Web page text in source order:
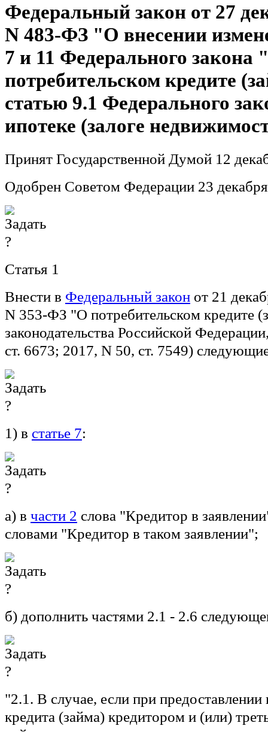
Федеральный закон от 27
N 483-ФЗ "О внесении
7 и 11 Федерального закона
потребительском кредите
статью 9.1 Федерального
ипотеке (залоге
Принят Государственной Думой 12
Одобрен Советом Федерации 23
Статья 1
Внести в Федеральный закон от 21
N 353-ФЗ "О потребительском кредите
законодательства Российской
ст. 6673; 2017, N 50, ст. 7549)
1) в статье 7:
а) в части 2 слова "Кредитор в
словами "Кредитор в таком заявлении";
б) дополнить частями 2.1 - 2.6
"2.1. В случае, если при предоставлении
кредита (займа) кредитором и (или)